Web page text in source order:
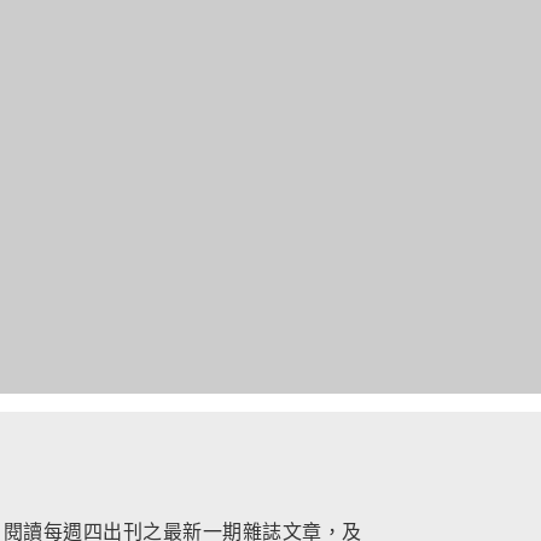
讀每週四出刊之最新一期雜誌文章，及